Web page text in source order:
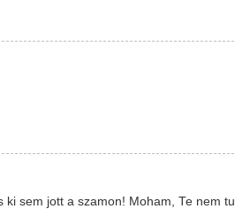
sem jott a szamon! Moham, Te nem